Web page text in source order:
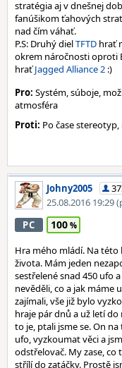
stratégia aj v dnešnej
fanúšikom ťahových
nad čím váhať.
P.S: Druhý dielTFTD hrať
okrem náročnosti oproti
hraťJagged Alliance 2 :)
Pro: Systém, súboje,
atmosféra
Proti: Po čase
Johny2005
25.08.2016 19:29
PC 100
Hra mého mládí. Na
života. Mám jeden
sestřelené snad 450 ufo
nevěděli, co a jak máme
zajímali, vše již bylo
hraje pár dnů a už letí do
to je, ptali jsme se. On
ufo, vyzkoumat věci a
odstřelovač. My zase,
střílí do zatáčky. Prostě